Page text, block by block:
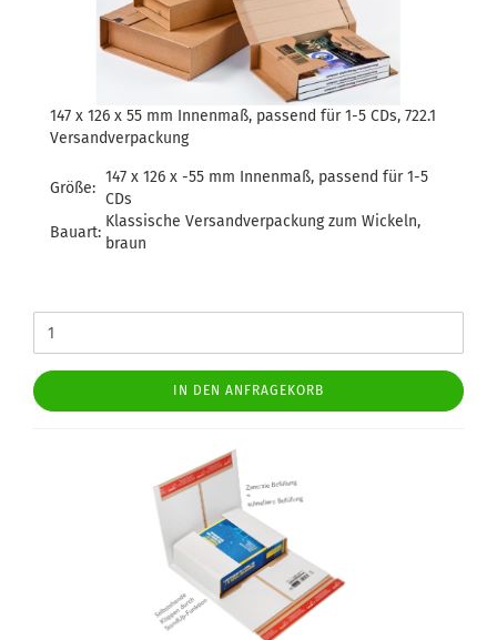
147 x 126 x 55 mm Innenmaß, passend für 1-5 CDs, 722.1
Versandverpackung
Größe:
147 x 126 x -55 mm Innenmaß, passend für 1-5
CDs
Bauart:
Klassische Versandverpackung zum Wickeln,
braun
IN DEN ANFRAGEKORB